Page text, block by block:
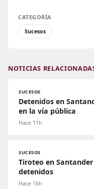
CATEGORÍA
Sucesos
NOTICIAS
SUCESOS
Detenidos en
en la vía pública
Hace 11h
SUCESOS
Tiroteo en
detenidos
Hace 16h